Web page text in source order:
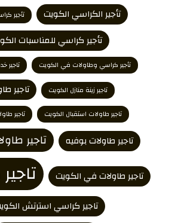
تأجير الكراسي الكويت تأجير
تأجير كراسي للمناسبات
تأجير كراسي وطاولات في الكويت تاجير
تاجير زينة منازل الكويت تاجير
تاجير طاولات استقبال الكويت تاجير
تاجير طاولات بوفيه تاجير
تاجير طاولات في الكويت
تاجير كراسي استرتش